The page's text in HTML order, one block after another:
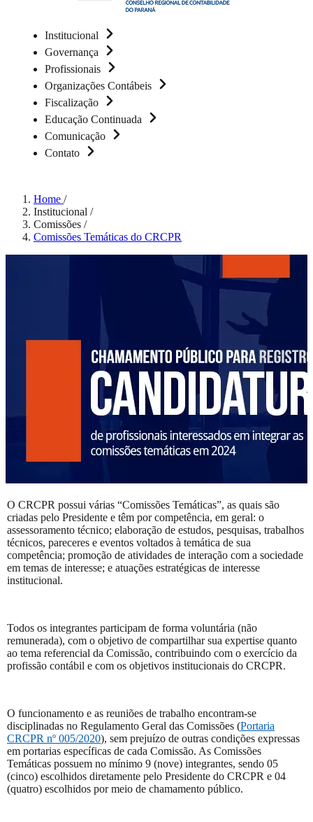
Institucional
Governança
Profissionais
Organizações Contábeis
Fiscalização
Educação Continuada
Comunicação
Contato
Home /
Institucional /
Comissões /
Comissões Temáticas do CRCPR
O CRCPR possui várias “Comissões Temáticas”, as quais são
criadas pelo Presidente e têm por competência, em geral: o
assessoramento técnico; elaboração de estudos, pesquisas, trabalhos
técnicos, pareceres e eventos voltados à temática de sua
competência; promoção de atividades de interação com a sociedade
em temas de interesse; e atuações estratégicas de interesse
institucional.
Todos os integrantes participam de forma voluntária (não
remunerada), com o objetivo de compartilhar sua expertise quanto
ao tema referencial da Comissão, contribuindo com o exercício da
profissão contábil e com os objetivos institucionais do CRCPR.
O funcionamento e as reuniões de trabalho encontram-se
disciplinadas no Regulamento Geral das Comissões (Portaria
CRCPR nº 005/2020), sem prejuízo de outras condições expressas
em portarias específicas de cada Comissão. As Comissões
Temáticas possuem no mínimo 9 (nove) integrantes, sendo 05
(cinco) escolhidos diretamente pelo Presidente do CRCPR e 04
(quatro) escolhidos por meio de chamamento público.